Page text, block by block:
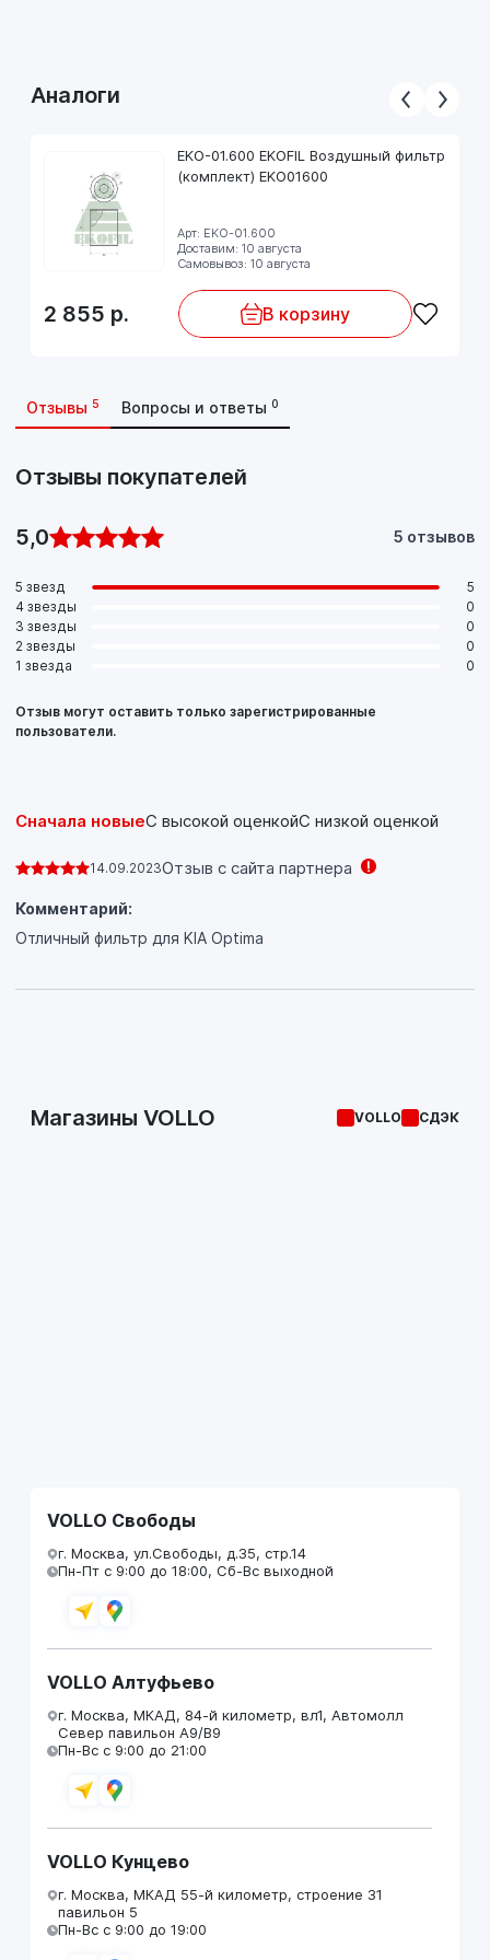
Аналоги
EKO-01.600 EKOFIL Воздушный фильтр
(комплект) EKO01600
Арт: EKO-01.600
Доставим: 10 августа
Самовывоз: 10 августа
2 855 р. В корзину
Отзывы 5 Вопросы и ответы 0
Отзывы покупателей
5,0 5 отзывов
5 звезд
5
4 звезды
0
3 звезды
0
2 звезды
0
1 звезда
0
Отзыв могут оставить только зарегистрированные
пользователи.
Сначала новыеС высокой оценкойС низкой оценкой
14.09.2023Отзыв с сайта партнера
Комментарий:
Отличный фильтр для KIA Optima
Магазины VOLLO VOLLO СДЭК
VOLLO Свободы
г. Москва, ул.Свободы, д.35, стр.14
Пн-Пт с 9:00 до 18:00, Сб-Вс выходной
VOLLO Алтуфьево
г. Москва, МКАД, 84-й километр, вл1, Автомолл
Север павильон А9/В9
Пн-Вс с 9:00 до 21:00
VOLLO Кунцево
г. Москва, МКАД 55-й километр, строение 31
павильон 5
Пн-Вс с 9:00 до 19:00